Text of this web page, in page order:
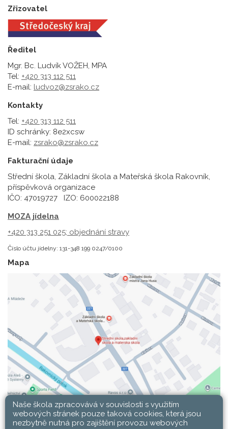
Zřizovatel
Ředitel
Mgr. Bc. Ludvík VOŽEH, MPA
Tel: +420 313 112 511
E-mail: ludvoz@zsrako.cz
Kontakty
Tel: +420 313 112 511
ID schránky: 8e2xcsw
E-mail: zsrako@zsrako.cz
Fakturační údaje
Střední škola, Základní škola a Mateřská škola Rakovník,
příspěvková organizace
IČO: 47019727 IZO: 600022188
MOZA jídelna
+420 313 251 025; objednání stravy
Číslo účtu jídelny: 131-348 199 0247/0100
Mapa
Naše škola zpracovává v souvislosti s využitím
webových stránek pouze taková cookies, která jsou
nezbytně nutná pro zajištění provozu webových